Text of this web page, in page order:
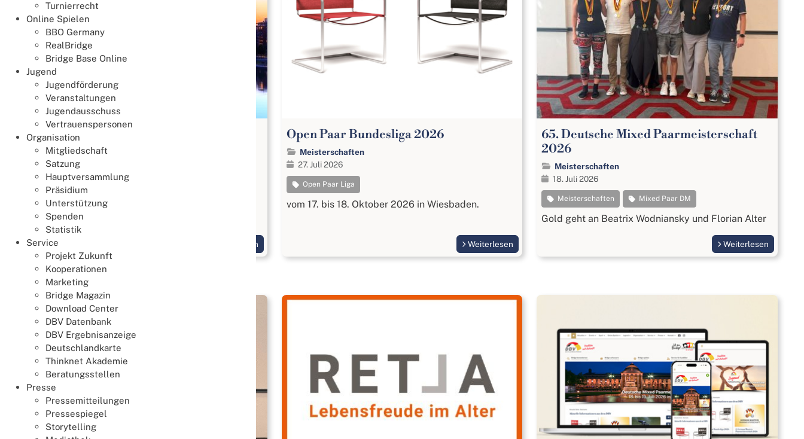
Turnierrecht
Online Spielen
BBO Germany
RealBridge
Bridge Base Online
Jugend
Jugendförderung
Veranstaltungen
Jugendausschuss
Vertrauenspersonen
Organisation
Mitgliedschaft
Satzung
Hauptversammlung
Präsidium
Unterstützung
Spenden
Statistik
Service
Projekt Zukunft
Kooperationen
Marketing
Bridge Magazin
Download Center
DBV Datenbank
DBV Ergebnisanzeige
Deutschlandkarte
Thinknet Akademie
Beratungsstellen
Presse
Pressemitteilungen
Pressespiegel
Storytelling
Bridge Anfängerkurs in Frankfurt
Lernen & Trainieren
02. August 2026
Bridge kennenlernen
Start am 3. September 2026, 10 Termine jeweils
Donnerstags
Weiterlesen
Open Paar Bundesliga 2026
Meisterschaften
27. Juli 2026
Open Paar Liga
vom 17. bis 18. Oktober 2026 in Wiesbaden.
Weiterlesen
65. Deutsche Mixed Paarmeisterschaft
2026
Meisterschaften
18. Juli 2026
Meisterschaften Mixed Paar DM
Gold geht an Beatrix Wodniansky und Florian Alter
Weiterlesen